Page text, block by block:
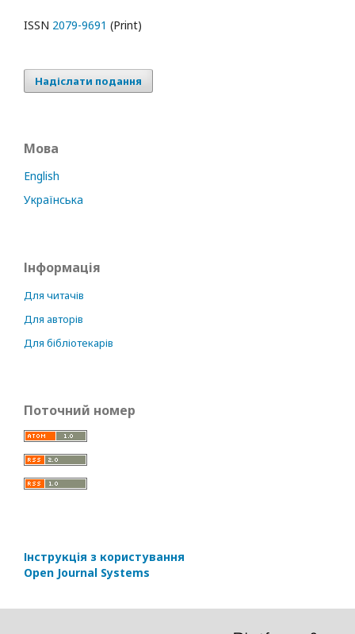
ISSN 2079-9691 (Print)
Надіслати подання
Мова
English
Українська
Інформація
Для читачів
Для авторів
Для бібліотекарів
Поточний номер
Інструкція з користування
Open Journal Systems